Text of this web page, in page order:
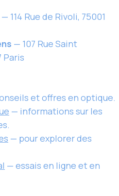
— 114 Rue de Rivoli, 75001
— 107 Rue Saint
Paris
et offres en optique.
— informations sur les
— pour explorer des
— essais en ligne et en